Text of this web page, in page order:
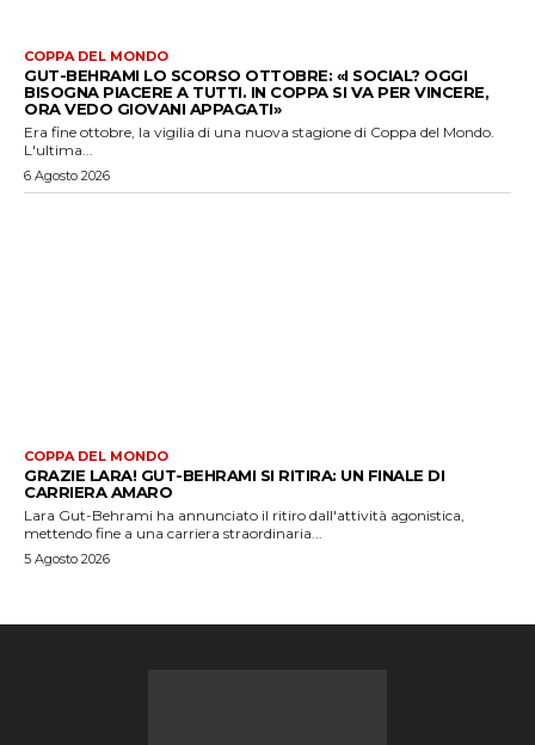
COPPA DEL MONDO
GUT-BEHRAMI LO SCORSO OTTOBRE: «I SOCIAL? OGGI
BISOGNA PIACERE A TUTTI. IN COPPA SI VA PER VINCERE,
ORA VEDO GIOVANI APPAGATI»
Era fine ottobre, la vigilia di una nuova stagione di Coppa del Mondo.
L'ultima...
6 Agosto 2026
COPPA DEL MONDO
GRAZIE LARA! GUT-BEHRAMI SI RITIRA: UN FINALE DI
CARRIERA AMARO
Lara Gut-Behrami ha annunciato il ritiro dall'attività agonistica,
mettendo fine a una carriera straordinaria...
5 Agosto 2026